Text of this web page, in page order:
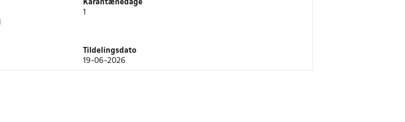
Karantænedage
1
Tildelingsdato
19-06-2026